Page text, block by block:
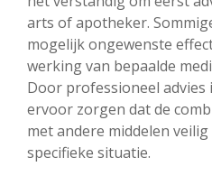
arts of apotheker.
mogelijk ongewenste
werking van bepaalde
Door professioneel advies
ervoor zorgen dat de
met andere middelen
specifieke situatie.